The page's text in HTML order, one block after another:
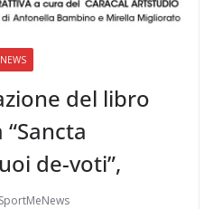
NEWS
del libro
de-voti”,